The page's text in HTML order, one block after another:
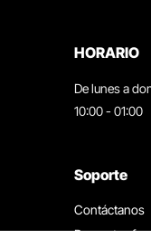
HORARIO
De lunes a
10:00 - 01:00
Soporte
Contáctanos
Preguntas